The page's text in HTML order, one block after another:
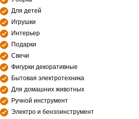
Для детей
Игрушки
Интерьер
Подарки
Свечи
Фигурки декоративные
Бытовая электротехника
Для домашних животных
Ручной инструмент
Электро и бензоинструмент